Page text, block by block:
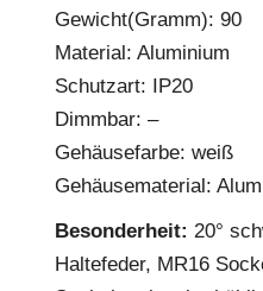
Gewicht(Gramm): 90
Material: Aluminium
Schutzart: IP20
Dimmbar: –
Gehäusefarbe: weiß
Gehäusematerial:
Besonderheit: 20°
Haltefeder, MR16